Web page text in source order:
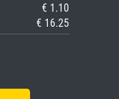
€ 1.10
€ 16.25